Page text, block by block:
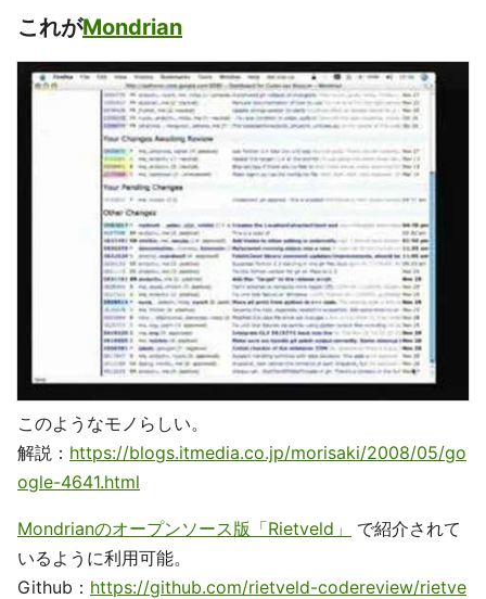
これがMondrian
このようなモノらしい。
解説： https://blogs.itmedia.co.jp/morisaki/2008/05/go
ogle-4641.html
Mondrianのオープンソース版「Rietveld」
で紹介されて
いるように利用可能。
Github： https://github.com/rietveld-codereview/rietve